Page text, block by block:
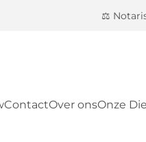
⚖️
ContactOver onsOnze